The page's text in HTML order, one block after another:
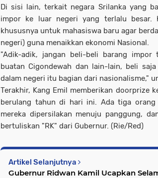
Di sisi lain, terkait negara Srilanka yang
impor ke luar negeri yang terlalu besar.
khususnya untuk mahasiswa baru agar
negeri) guna menaikkan ekonomi Nasional.
"Adik-adik, jangan beli-beli barang impor
buatan Cigondewah dan lain-lain, beli
dalam negeri itu bagian dari nasionalisme,"
Terakhir, Kang Emil memberikan doorprize
berulang tahun di hari ini. Ada tiga orang
mereka dipersilakan menuju panggung,
bertuliskan "RK" dari Gubernur. (Rie/Red)
Artikel Selanjutnya
Gubernur Ridwan Kamil Ucapkan